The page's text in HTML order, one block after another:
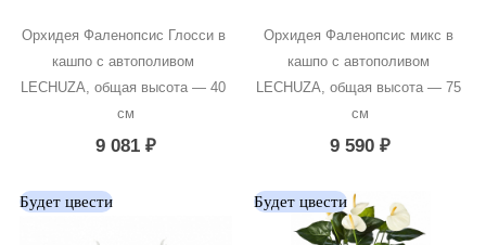
Орхидея Фаленопсис Глосси в
кашпо с автополивом
LECHUZA, общая высота — 40
см
9 081 ₽
Орхидея Фаленопсис микс в
кашпо с автополивом
LECHUZA, общая высота — 75
см
9 590₽
Будет цвести Будет цвести